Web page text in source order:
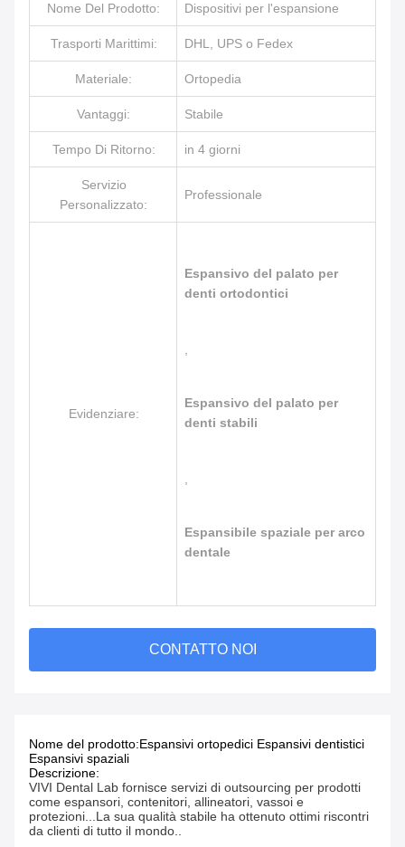
Nome Del Prodotto: Dispositivi per l'espansione
Trasporti Marittimi: DHL, UPS o Fedex
Materiale: Ortopedia
Vantaggi: Stabile
Tempo Di Ritorno: in 4 giorni
Servizio
Personalizzato:
Professionale
Evidenziare:
Espansivo del palato per
denti ortodontici
Espansivo del palato per
denti stabili
Espansibile spaziale per arco
dentale
CONTATTO NOI
Nome del prodotto:Espansivi ortopedici Espansivi dentistici
Espansivi spaziali
Descrizione:
VIVI Dental Lab fornisce servizi di outsourcing per prodotti
come espansori, contenitori, allineatori, vassoi e
protezioni...La sua qualità stabile ha ottenuto ottimi riscontri
da clienti di tutto il mondo..